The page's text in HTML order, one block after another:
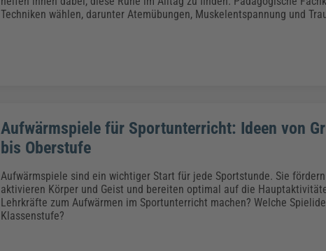
Techniken wählen, darunter Atemübungen, Muskelentspannung und
Aufwärmspiele für Sportunterricht: Ideen von
bis Oberstufe
Aufwärmspiele sind ein wichtiger Start für jede Sportstunde. Sie
aktivieren Körper und Geist und bereiten optimal auf die
Lehrkräfte zum Aufwärmen im Sportunterricht machen? Welche
Klassenstufe?